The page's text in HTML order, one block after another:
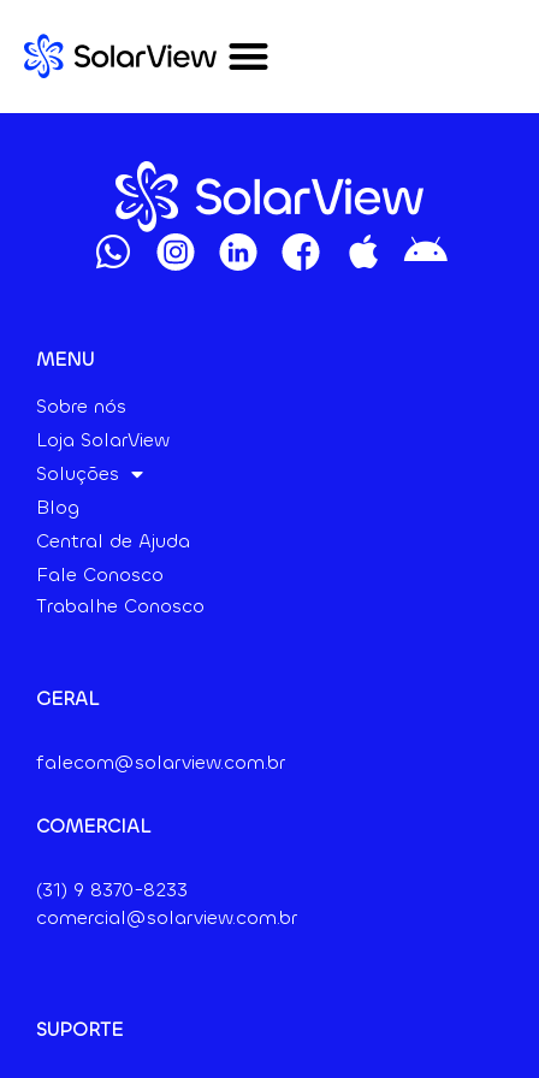
MENU
Sobre nós
Loja SolarView
Soluções
Blog
Central de Ajuda
Fale Conosco
Trabalhe Conosco
GERAL
falecom@solarview.com.br
COMERCIAL
(31) 9 8370-8233
comercial@solarview.com.br
SUPORTE